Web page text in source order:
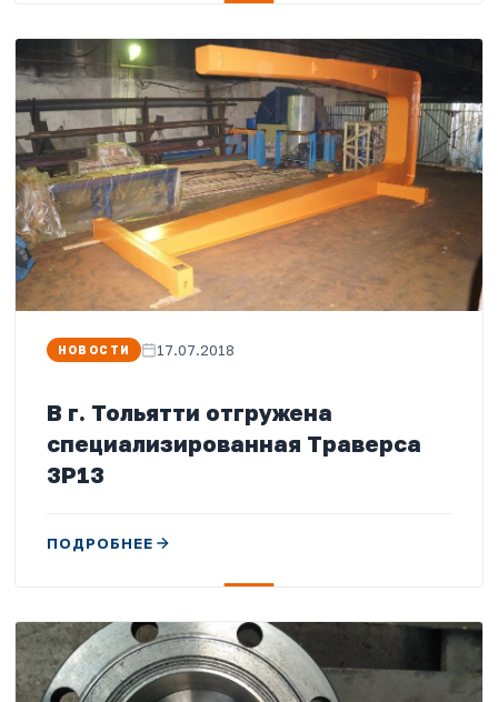
НОВОСТИ 17.07.2018
В г. Тольятти отгружена
специализированная Траверса
3Р13
ПОДРОБНЕЕ